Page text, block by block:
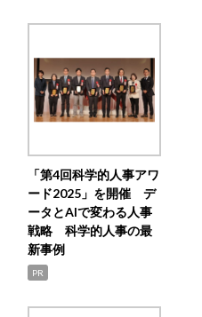
「第4回科学的人事アワ
ード2025」を開催 デ
ータとAIで変わる人事
戦略 科学的人事の最
新事例
PR